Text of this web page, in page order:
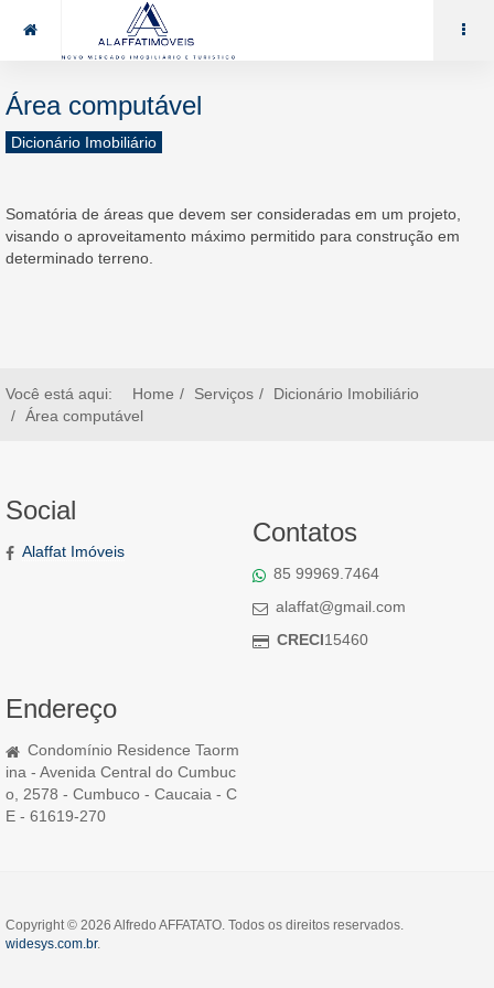
85 99969.7464 alaffat@gmail.com
Área computável
Dicionário Imobiliário
Somatória de áreas que devem ser consideradas em um projeto,
visando o aproveitamento máximo permitido para construção em
determinado terreno.
Você está aqui: Home Serviços
Dicionário Imobiliário
Área computável
Social
Alaffat Imóveis
Contatos
85 99969.7464
alaffat@gmail.com
CRECI15460
Endereço
Condomínio Residence Taorm
ina - Avenida Central do Cumbuc
o, 2578 - Cumbuco - Caucaia - C
E - 61619-270
Copyright © 2026 Alfredo AFFATATO. Todos os direitos reservados.
widesys.com.br.